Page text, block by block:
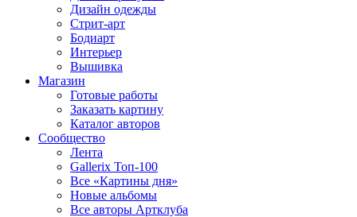
Дизайн одежды
Стрит-арт
Бодиарт
Интерьер
Вышивка
Магазин
Готовые работы
Заказать картину
Каталог авторов
Сообщество
Лента
Gallerix Топ-100
Все «Картины дня»
Новые альбомы
Все авторы Артклуба